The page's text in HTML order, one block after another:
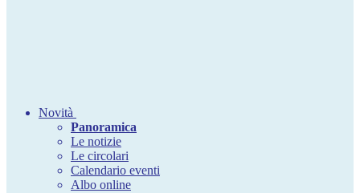
Novità
Panoramica
Le notizie
Le circolari
Calendario eventi
Albo online